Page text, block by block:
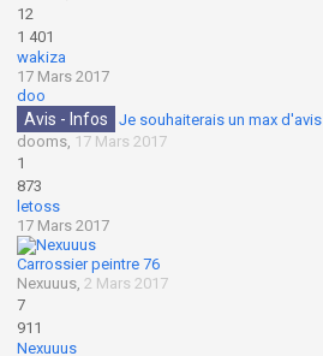
12
1 401
wakiza
17 Mars 2017
doo
Avis - Infos
Je souhaiterais un max d'avis
dooms, 17 Mars 2017
1
873
letoss
17 Mars 2017
Carrossier peintre 76
Nexuuus,2 Mars 2017
7
911
Nexuuus